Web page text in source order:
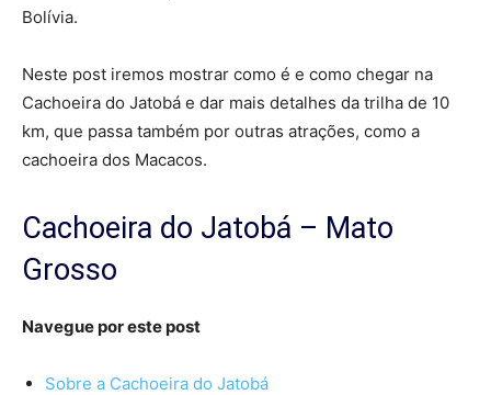
Bolívia.
Neste post iremos mostrar como é e como chegar na
Cachoeira do Jatobá e dar mais detalhes da trilha de 10
km, que passa também por outras atrações, como a
cachoeira dos Macacos.
Cachoeira do Jatobá – Mato
Grosso
Navegue por este post
Sobre a Cachoeira do Jatobá